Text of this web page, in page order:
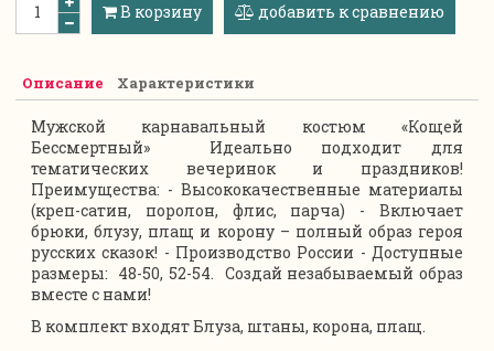
В корзину добавить к сравнению
Описание Характеристики
Мужской карнавальный костюм «Кощей
Бессмертный» Идеально подходит для
тематических вечеринок и праздников!
Преимущества: - Высококачественные материалы
(креп-сатин, поролон, флис, парча) - Включает
брюки, блузу, плащ и корону – полный образ героя
русских сказок! - Производство России - Доступные
размеры: 48-50, 52-54. Создай незабываемый образ
вместе с нами!
В комплект входят Блуза, штаны, корона, плащ.